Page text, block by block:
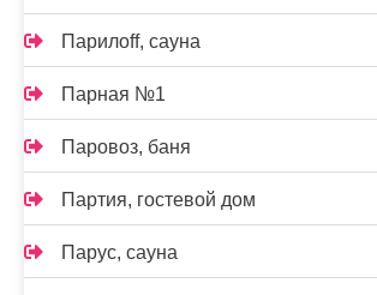
Парилоff, сауна
Парная №1
Паровоз, баня
Партия, гостевой дом
Парус, сауна